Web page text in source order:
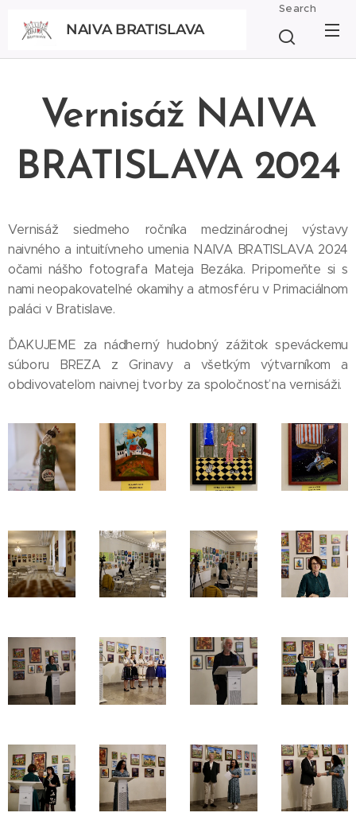
NAIVA BRATISLAVA
Search
Vernisáž NAIVA
BRATISLAVA 2024
Vernisáž siedmeho ročníka medzinárodnej výstavy
naivného a intuitívneho umenia NAIVA BRATISLAVA 2024
očami nášho fotografa Mateja Bezáka. Pripomeňte si s
nami neopakovateľné okamihy a atmosféru v Primaciálnom
paláci v Bratislave.
ĎAKUJEME za nádherný hudobný zážitok speváckemu
súboru BREZA z Grinavy a všetkým výtvarníkom a
obdivovateľom naivnej tvorby za spoločnosť na vernisáži.